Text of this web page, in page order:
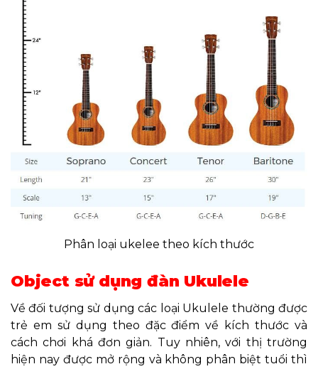
Phân loại ukelee theo kích thước
Object sử dụng đàn Ukulele
Về đối tượng sử dụng các loại Ukulele thường được
trẻ em sử dụng theo đặc điểm về kích thước và
cách chơi khá đơn giản. Tuy nhiên, với thị trường
hiện nay được mở rộng và không phân biệt tuổi thì